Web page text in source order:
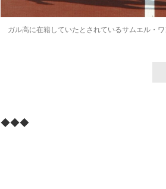
ガル高に在籍していたとされているサムエル・
◆◆◆